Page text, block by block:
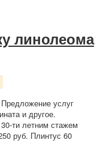
линолеома
услуг
и другое.
ти летним стажем
руб. Плинтус 60